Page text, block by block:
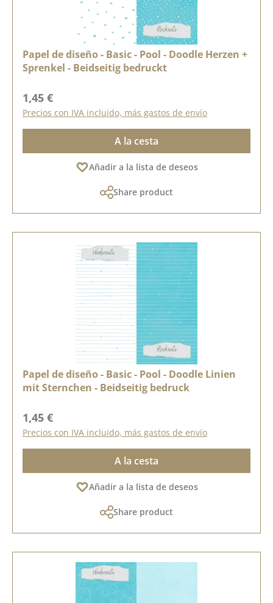
Papel de diseño - Basic - Pool - Doodle Herzen +
Sprenkel - Beidseitig bedruckt
Precio normal:
1,45 €
Precios con IVA incluido, más gastos de envío
A la cesta
Añadir a la lista de deseos
Share product
Papel de diseño - Basic - Pool - Doodle Linien
mit Sternchen - Beidseitig bedruck
Precio normal:
1,45 €
Precios con IVA incluido, más gastos de envío
A la cesta
Añadir a la lista de deseos
Share product